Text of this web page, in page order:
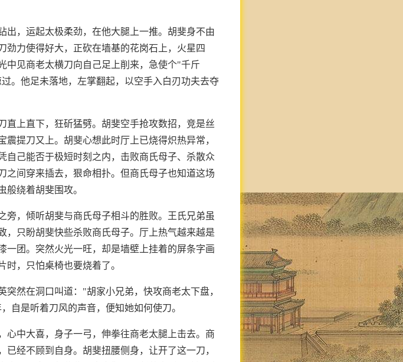
出，运起太极柔劲，在他大腿上一推。胡斐身不由
劲力使得好大，正砍在墙基的花岗石上，火星四
中见商老太横刀向自己足上削来，急使个"千斤
。他足未落地，左掌翻起，以空手入白刃功夫去夺
直上直下，狂斫猛劈。胡斐空手抢攻数招，竞是丝
提刀又上。胡斐心想此时厅上已烧得炽热异常，
自己能否于极短时刻之内，击败商氏母子、杀散众
之间穿来插去，狠命相扑。但商氏母子也知道这场
般绕着胡斐围攻。
旁，倾听胡斐与商氏母子相斗的胜败。王氏兄弟虽
，只盼胡斐快些杀败商氏母子。厅上热气越来越是
一团。突然火光一旺，却是墙壁上挂着的屏条字画
，只怕桌椅也要烧着了。
然在洞口叫道："胡家小兄弟，快攻商老太下盘，
自是听着刀风的声音，便知她如何使刀。
心中大喜，身子一弓，伸拳往商老太腿上击去。商
经不顾到自身。胡斐扭腰侧身，让开了这一刀，